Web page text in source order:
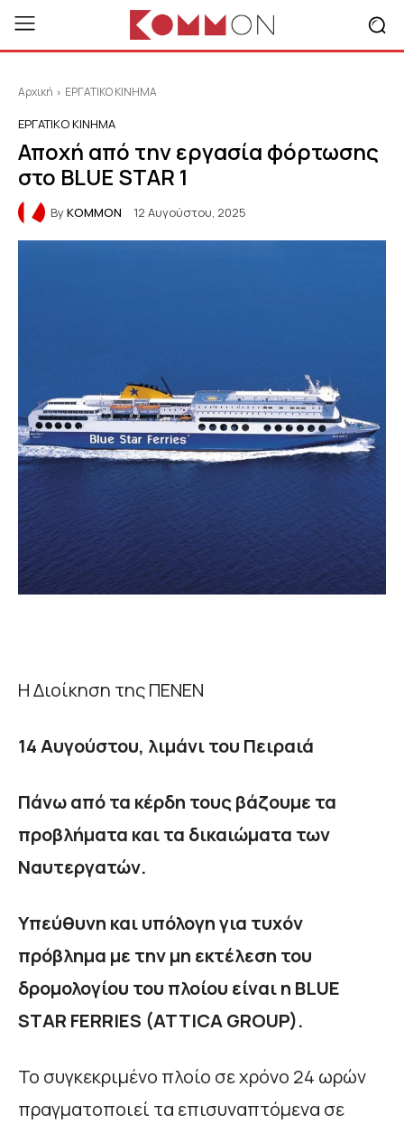
Αρχική ΕΡΓΑΤΙΚΟ ΚΙΝΗΜΑ
ΕΡΓΑΤΙΚΟ ΚΙΝΗΜΑ
Αποχή από την εργασία φόρτωσης
στο BLUE STAR 1
ByKOMMON 12 Αυγούστου, 2025
Η Διοίκηση της ΠΕΝΕΝ
14 Αυγούστου, λιμάνι του Πειραιά
Πάνω από τα κέρδη τους βάζουμε τα
προβλήματα και τα δικαιώματα των
Ναυτεργατών.
Υπεύθυνη και υπόλογη για τυχόν
πρόβλημα με την μη εκτέλεση του
δρομολογίου του πλοίου είναι η BLUE
STAR FERRIES (ATTICA GROUP).
Το συγκεκριμένο πλοίο σε χρόνο 24 ωρών
πραγματοποιεί τα επισυναπτόμενα σε